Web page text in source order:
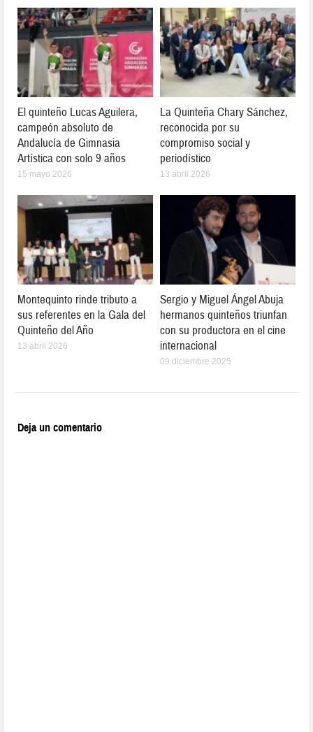
El quinteño Lucas Aguilera,
campeón absoluto de
Andalucía de Gimnasia
Artística con solo 9 años
15 mayo 2026
La Quinteña Chary Sánchez,
reconocida por su
compromiso social y
periodístico
13 abril 2026
Montequinto rinde tributo a
sus referentes en la Gala del
Quinteño del Año
13 abril 2026
Sergio y Miguel Ángel Abuja
hermanos quinteños triunfan
con su productora en el cine
internacional
09 diciembre 2025
Deja un comentario